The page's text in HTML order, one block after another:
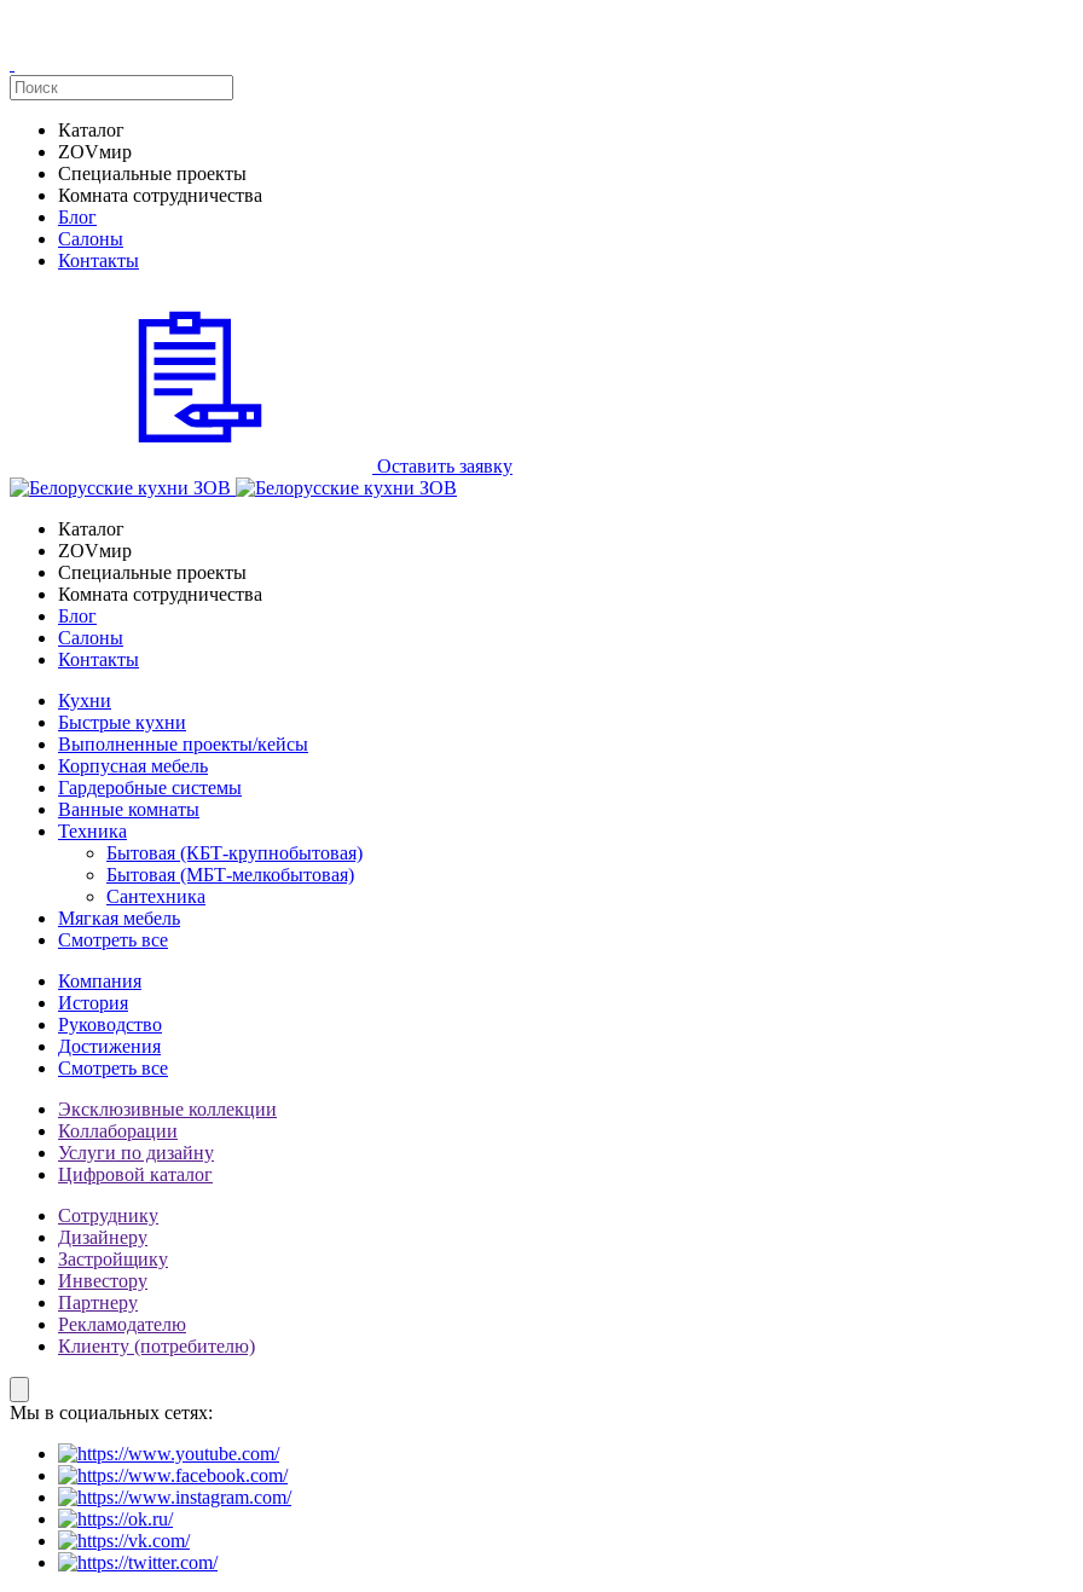
Каталог
ZOVмир
Специальные проекты
Комната сотрудничества
Блог
Салоны
Контакты
Оставить заявку
Каталог
ZOVмир
Специальные проекты
Комната сотрудничества
Блог
Салоны
Контакты
Кухни
Быстрые кухни
Выполненные проекты/кейсы
Корпусная мебель
Гардеробные системы
Ванные комнаты
Техника
Бытовая (КБТ-крупнобытовая)
Бытовая (МБТ-мелкобытовая)
Сантехника
Мягкая мебель
Смотреть все
Компания
История
Руководство
Достижения
Смотреть все
Эксклюзивные коллекции
Коллаборации
Услуги по дизайну
Цифровой каталог
Сотруднику
Дизайнеру
Застройщику
Инвестору
Партнеру
Рекламодателю
Клиенту (потребителю)
Мы в социальных сетях: